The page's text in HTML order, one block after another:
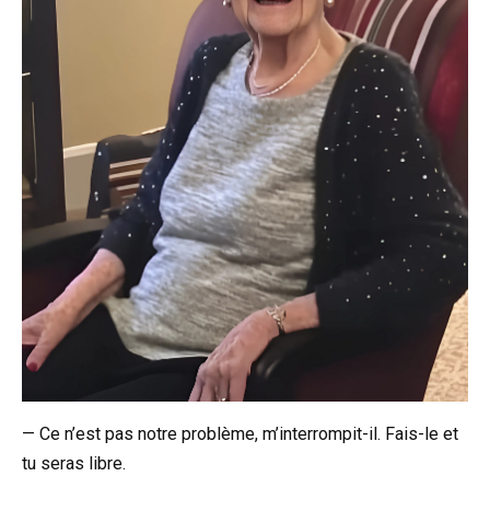
— Ce n’est pas notre problème, m’interrompit-il. Fais-le et
tu seras libre.